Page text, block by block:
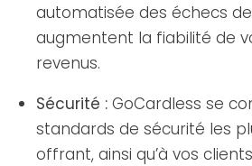
automatisée des échecs
augmentent la fiabilité de
revenus.
Sécurité : GoCardless se
standards de sécurité les
offrant, ainsi qu’à vos